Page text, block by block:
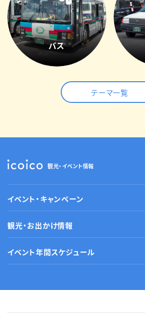
バス
テーマ一覧
観光・イベント情報
イベント・キャンペーン
観光・お出かけ情報
イベント年間スケジュール